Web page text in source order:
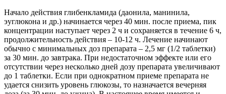
Начало действия глибенкламида (даонила, манинила,
эуглюкона и др.) начинается через 40 мин. после приема, пик
концентрации наступает через 2 ч и сохраняется в течение 6 ч,
продолжительность действия – 10-12 ч. Лечение начинают
обычно с минимальных доз препарата – 2,5 мг (1/2 таблетки)
за 30 мин. до завтрака. При недостаточном эффекте или его
отсутствии через несколько дней дозу препарата увеличивают
до 1 таблетки. Если при однократном приеме препарата не
удается снизить уровень глюкозы, то назначается вечерняя